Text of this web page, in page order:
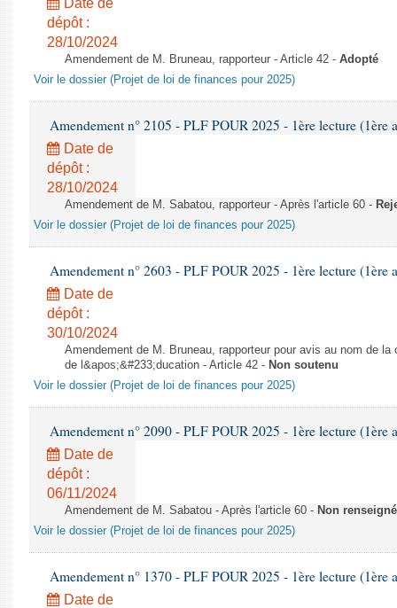
Date de
dépôt :
28/10/2024
Amendement de M. Bruneau, rapporteur - Article 42 - Adopté
Voir le dossier (Projet de loi de finances pour 2025)
Amendement n° 2105 - PLF POUR 2025 - 1ère lecture (1ère
Date de
dépôt :
28/10/2024
Amendement de M. Sabatou, rapporteur - Après l'article 60 -
Voir le dossier (Projet de loi de finances pour 2025)
Amendement n° 2603 - PLF POUR 2025 - 1ère lecture (1ère
Date de
dépôt :
30/10/2024
Amendement de M. Bruneau, rapporteur pour avis au nom de
de l&apos;&#233;ducation - Article 42 - Non soutenu
Voir le dossier (Projet de loi de finances pour 2025)
Amendement n° 2090 - PLF POUR 2025 - 1ère lecture (1ère
Date de
dépôt :
06/11/2024
Amendement de M. Sabatou - Après l'article 60 - Non renseigné
Voir le dossier (Projet de loi de finances pour 2025)
Amendement n° 1370 - PLF POUR 2025 - 1ère lecture (1ère
Date de